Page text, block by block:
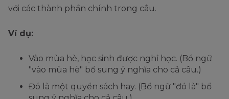
với các thành phần chính trong câu.
Ví dụ:
Vào mùa hè, học sinh được nghỉ học. (Bổ ngữ
"vào mùa hè" bổ sung ý nghĩa cho cả câu.)
Đó là một quyển sách hay. (Bổ ngữ "đó là" bổ